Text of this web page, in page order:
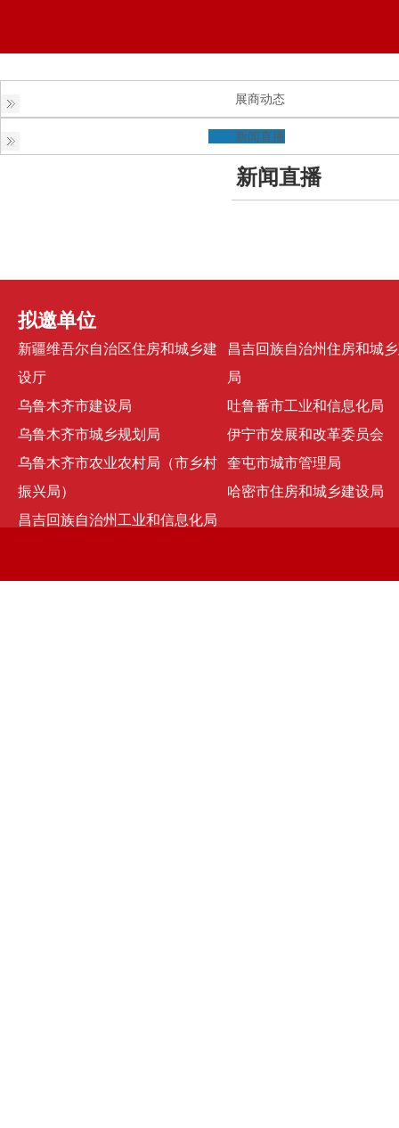
展商动态
新闻直播
新闻直播
拟邀单位
新疆维吾尔自治区住房和城乡建
设厅
乌鲁木齐市建设局
乌鲁木齐市城乡规划局
乌鲁木齐市农业农村局（市乡村
振兴局）
昌吉回族自治州工业和信息化局
昌吉回族自治州住房和城
局
吐鲁番市工业和信息化局
伊宁市发展和改革委员会
奎屯市城市管理局
哈密市住房和城乡建设局